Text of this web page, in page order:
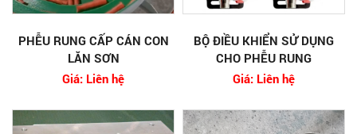
PHỄU RUNG CẤP CÁN CON
LĂN SƠN
Giá: Liên hệ
BỘ ĐIỀU KHIỂN SỬ DỤNG
CHO PHỄU RUNG
Giá: Liên hệ